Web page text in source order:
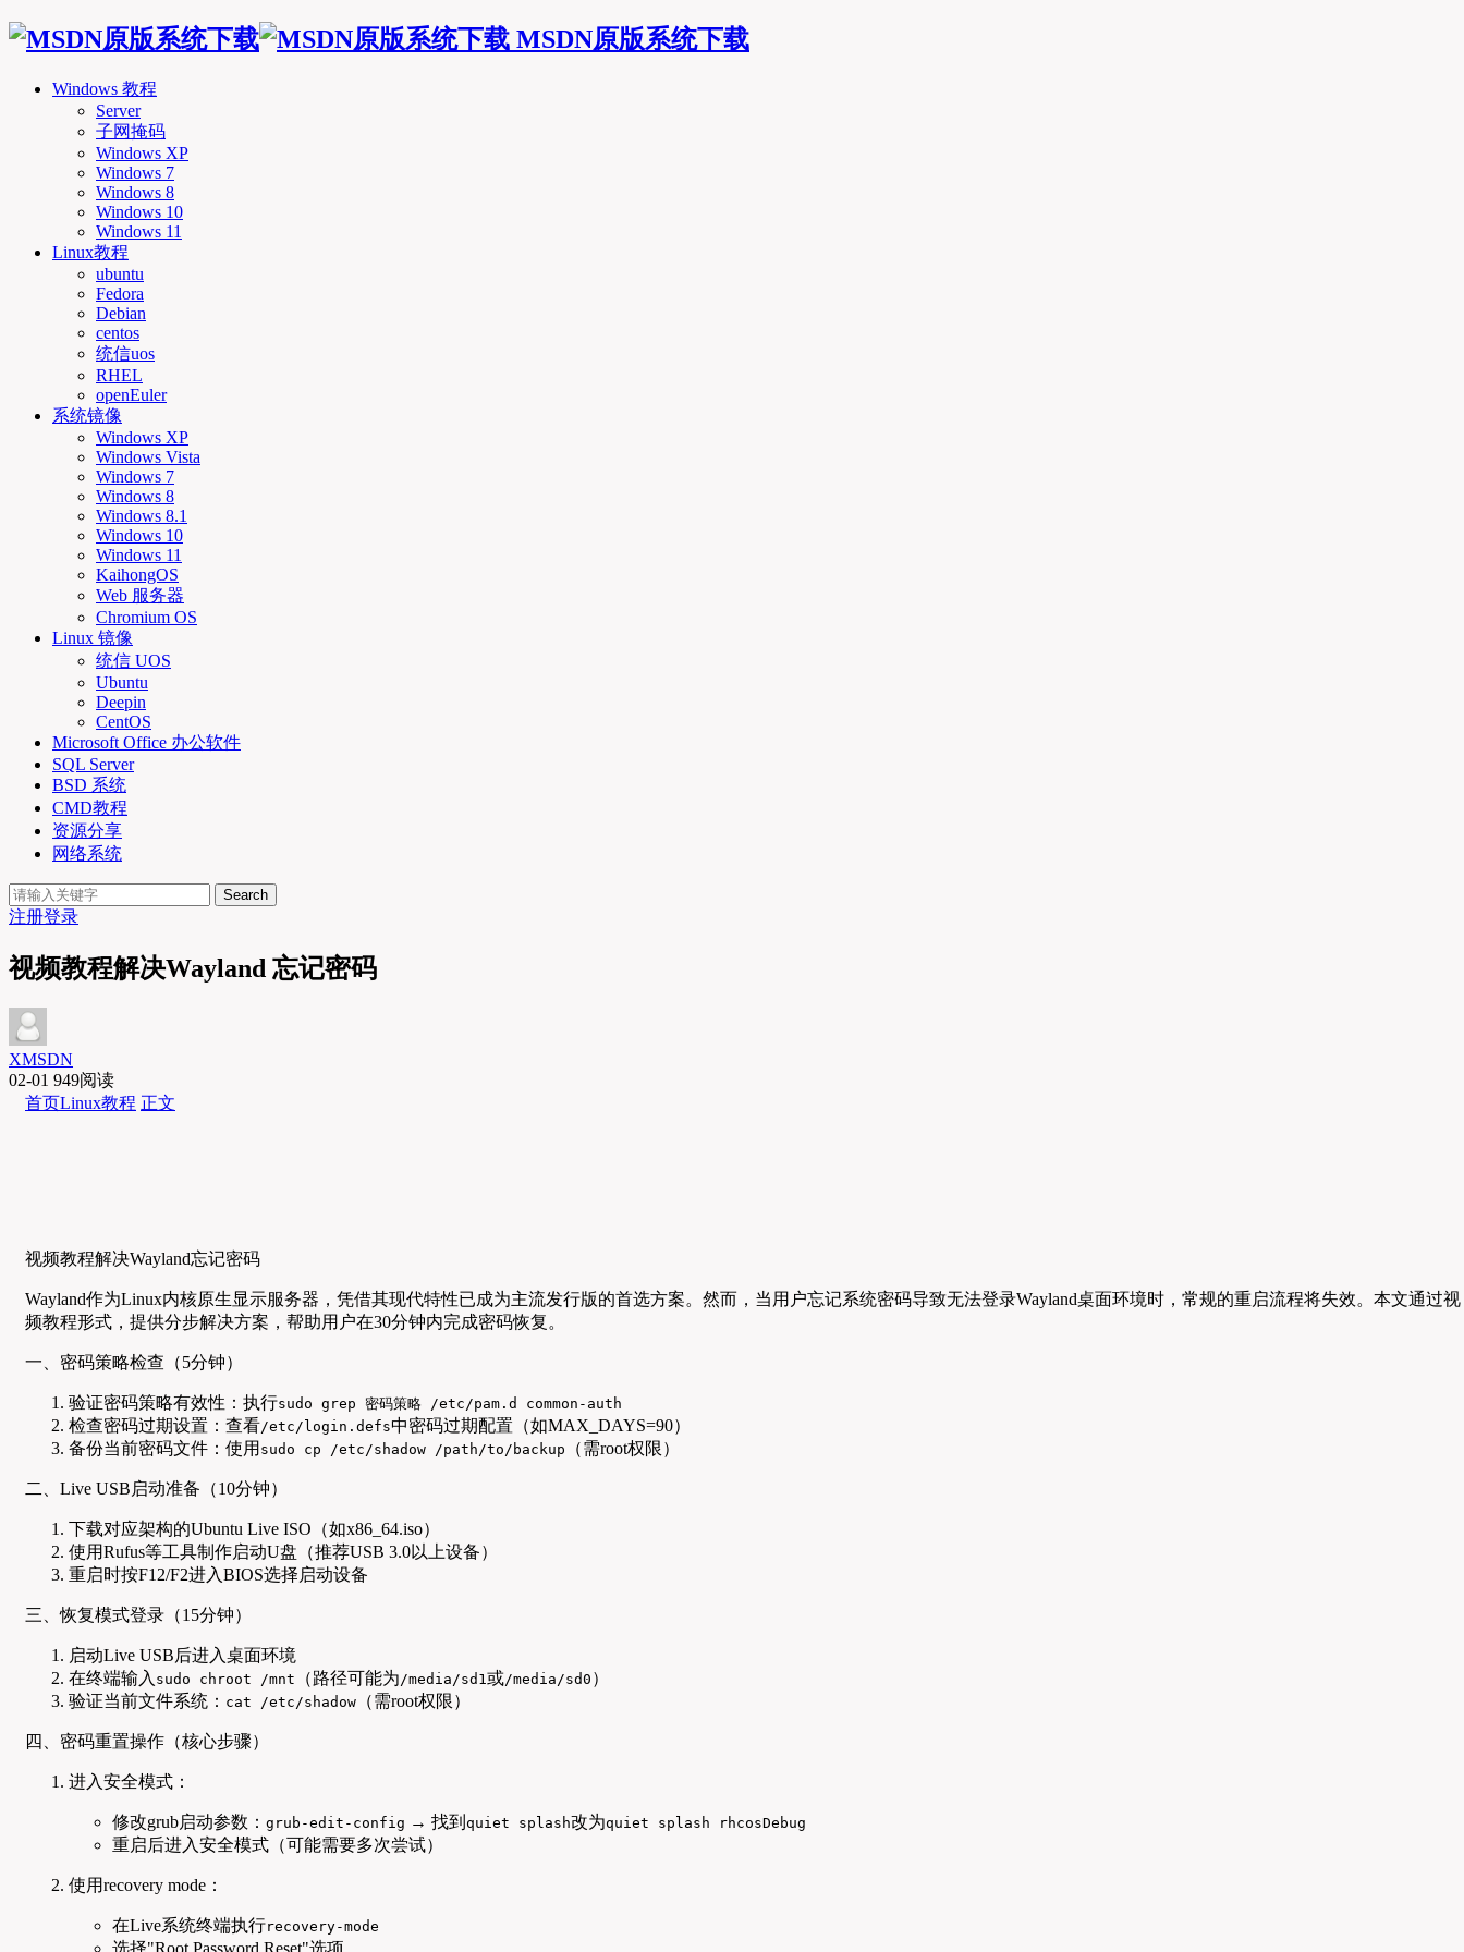
MSDN原版系统下载
Windows 教程
Server
子网掩码
Windows XP
Windows 7
Windows 8
Windows 10
Windows 11
Linux教程
ubuntu
Fedora
Debian
centos
统信uos
RHEL
openEuler
系统镜像
Windows XP
Windows Vista
Windows 7
Windows 8
Windows 8.1
Windows 10
Windows 11
KaihongOS
Web 服务器
Chromium OS
Linux 镜像
统信 UOS
Ubuntu
Deepin
CentOS
Microsoft Office 办公软件
SQL Server
BSD 系统
CMD教程
资源分享
网络系统
Search
注册登录
视频教程解决Wayland 忘记密码
XMSDN
02-01 949阅读
首页Linux教程 正文
视频教程解决Wayland忘记密码
Wayland作为Linux内核原生显示服务器，凭借其现代特性已成为主流发行版的首选方案。然而，当用户忘记系统密码导致无法登录Wayland桌面环境时，常规的重启流程将失效。本文通过视
频教程形式，提供分步解决方案，帮助用户在30分钟内完成密码恢复。
一、密码策略检查（5分钟）
验证密码策略有效性：执行sudo grep 密码策略 /etc/pam.d common-auth
检查密码过期设置：查看/etc/login.defs中密码过期配置（如MAX_DAYS=90）
备份当前密码文件：使用 sudo cp /etc/shadow /path/to/backup （需root权限）
二、Live USB启动准备（10分钟）
下载对应架构的Ubuntu Live ISO（如x86_64.iso）
使用Rufus等工具制作启动U盘（推荐USB 3.0以上设备）
重启时按F12/F2进入BIOS选择启动设备
三、恢复模式登录（15分钟）
启动Live USB后进入桌面环境
在终端输入 sudo chroot /mnt （路径可能为 /media/sd1 或/media/sd0 ）
验证当前文件系统： cat /etc/shadow （需root权限）
四、密码重置操作（核心步骤）
进入安全模式：
修改grub启动参数： grub-edit-config → 找到 quiet splash改为quiet splash rhcosDebug
重启后进入安全模式（可能需要多次尝试）
使用recovery mode：
在Live系统终端执行recovery-mode
选择"Root Password Reset"选项